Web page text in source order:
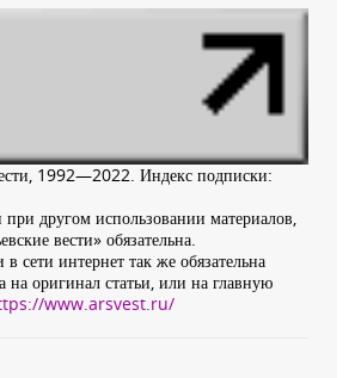
1992—2022. Индекс подписки:
другом использовании материалов,
вести» обязательна.
сети интернет так же обязательна
на оригинал статьи, или на главную
www.arsvest.ru/